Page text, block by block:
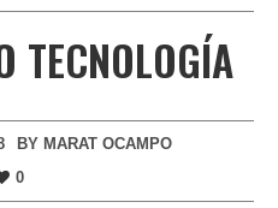
TECNOLOGÍA
BY MARAT OCAMPO
0